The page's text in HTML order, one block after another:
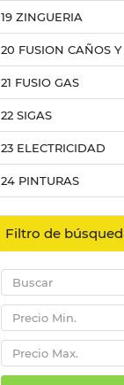
19 ZINGUERIA
20 FUSION CAÑOS
21 FUSIO GAS
22 SIGAS
23 ELECTRICIDAD
24 PINTURAS
Filtro de